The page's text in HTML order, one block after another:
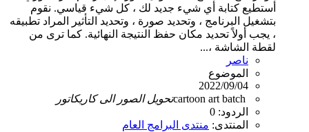
أستطيع كتابة أي شيء جديد لك ، كل شيء قياسي. نقوم
بتشغيل البرنامج ، وتحديد صورة ، وتحديد التأثير المراد تطبيقه
، يجب أولاً تحديد مكان حفظ النتيجة النهائية. كما ترى من
لقطة الشاشة ،...
ناصر
الموضوع
2022/09/04
cartoon art batchتحويل الصور الى كاريكاتور
الردود: 0
المنتدى: منتدى البرامج العام